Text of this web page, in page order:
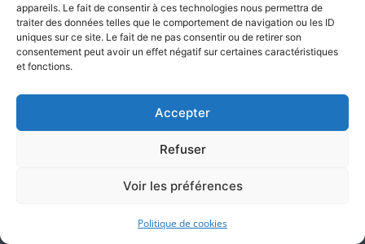
appareils. Le fait de consentir à ces technologies nous permettra de
traiter des données telles que le comportement de navigation ou les ID
uniques sur ce site. Le fait de ne pas consentir ou de retirer son
consentement peut avoir un effet négatif sur certaines caractéristiques
et fonctions.
Accepter
Refuser
Voir les préférences
Politique de cookies
Atlas Justice – Commissaires de Justice
Notre Etude d’Huissiers / Commissaires
de Justice est compétente pour toute
l’Ile-de-France : Paris (75), Seine-et-
Hauts-de-Seine (92), Seine-Saint-Denis
ainsi qu’en Eure-et-Loir (28).